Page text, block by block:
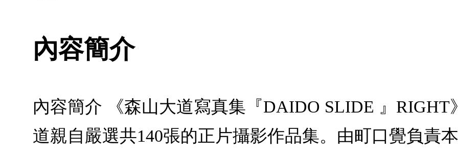
內容簡介
內容簡介 《森山大道寫真集『DAIDO SLIDE 』RIGHT
道親自嚴選共140張的正片攝影作品集。由町口覺負責